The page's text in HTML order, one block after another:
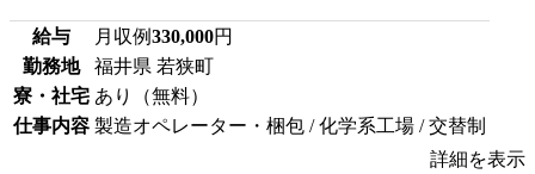
給与 月収例330,000円
勤務地
福井県 若狭町
寮・社宅 あり（無料）
仕事内容 製造オペレーター・梱包 / 化学系工場 / 交替制
詳細を表示